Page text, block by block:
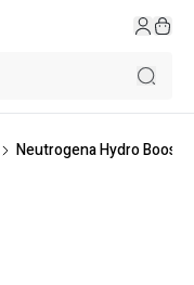
Neutrogena Hydro Boost